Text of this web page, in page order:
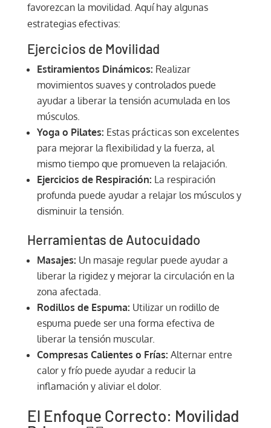
favorezcan la movilidad. Aquí hay algunas
estrategias efectivas:
Ejercicios de Movilidad
Estiramientos Dinámicos: Realizar
movimientos suaves y controlados puede
ayudar a liberar la tensión acumulada en los
músculos.
Yoga o Pilates: Estas prácticas son excelentes
para mejorar la flexibilidad y la fuerza, al
mismo tiempo que promueven la relajación.
Ejercicios de Respiración: La respiración
profunda puede ayudar a relajar los músculos y
disminuir la tensión.
Herramientas de Autocuidado
Masajes: Un masaje regular puede ayudar a
liberar la rigidez y mejorar la circulación en la
zona afectada.
Rodillos de Espuma: Utilizar un rodillo de
espuma puede ser una forma efectiva de
liberar la tensión muscular.
Compresas Calientes o Frías: Alternar entre
calor y frío puede ayudar a reducir la
inflamación y aliviar el dolor.
El Enfoque Correcto: Movilidad